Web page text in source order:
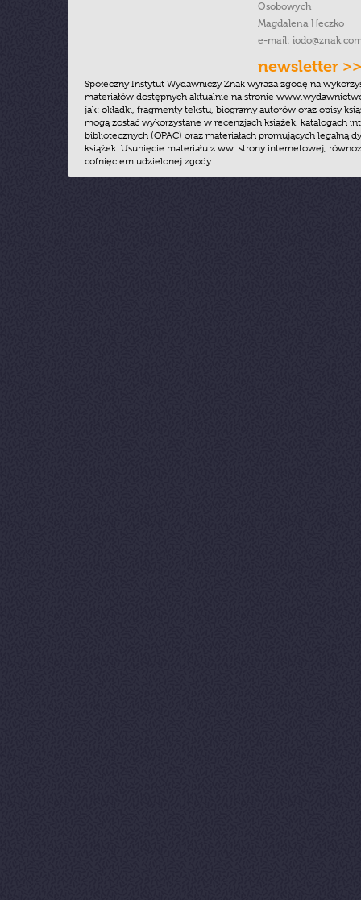
Osobowych
Magdalena Heczko
e-mail:
newsletter >>
Społeczny Instytut Wydawniczy Znak wyraża zgodę na
materiałów dostępnych aktualnie na stronie
jak: okładki, fragmenty tekstu, biogramy autorów oraz opisy
mogą zostać wykorzystane w recenzjach książek, katalogach
bibliotecznych (OPAC) oraz materiałach promujących legalną
książek. Usunięcie materiału z ww. strony internetowej,
cofnięciem udzielonej zgody.